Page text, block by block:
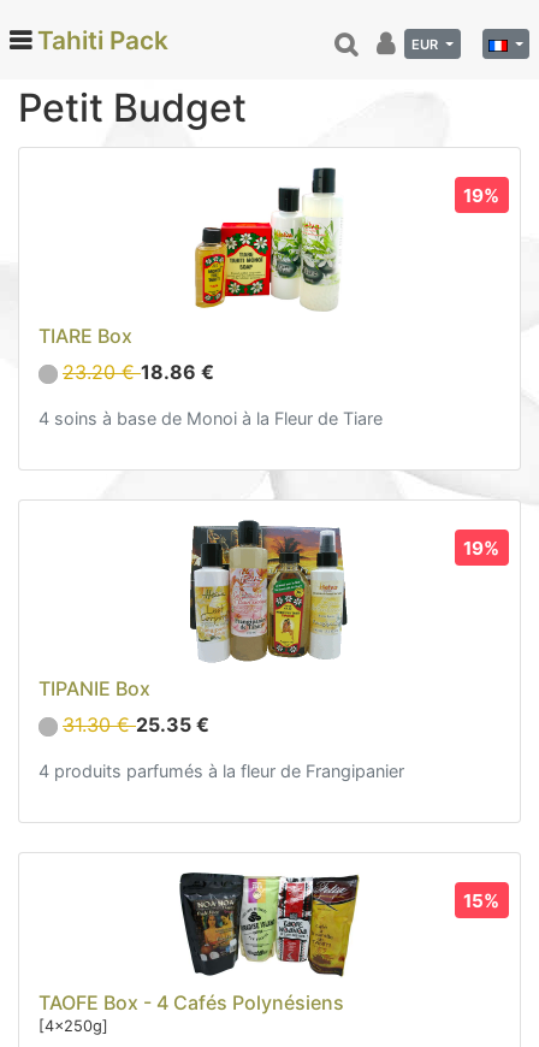
Categories
Soins et beauté (78)
Hinano (41)
Epicerie fine (72)
Sacs, Bijoux et Accessoires (33)
Petit Budget (4)
Budget Moyen (4)
Luxe (4)
Retour et remboursement
Tahiti Pack EUR
Petit Budget
19%
TIARE Box
23.20 €18.86 €
4 soins à base de Monoi à la Fleur de Tiare
19%
TIPANIE Box
31.30 €25.35 €
4 produits parfumés à la fleur de Frangipanier
15%
TAOFE Box - 4 Cafés Polynésiens
[4x250g]